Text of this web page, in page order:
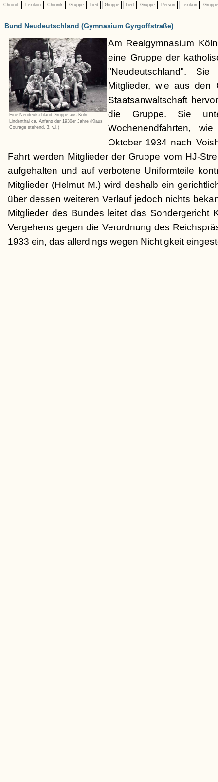
Chronik Lexikon Chronik Gruppe Lied Gruppe Lied Gruppe Person Lexikon
Bund Neudeutschland (Gymnasium Gyrgoffstraße)
Eine Neudeutschland-Gruppe aus Köln-
Lindenthal ca. Anfang der 1930er Jahre (Klaus
Courage stehend, 3. v.l.)
Am Realgymnasium
eine Gruppe der
"Neudeutschland".
Mitglieder, wie aus den
Staatsanwaltschaft
die Gruppe. Sie
Wochenendfahrten,
Oktober 1934 nach
Fahrt werden Mitglieder der Gruppe vom HJ-
aufgehalten und auf verbotene Uniformteile
Mitglieder (Helmut M.) wird deshalb ein
über dessen weiteren Verlauf jedoch nichts
Mitglieder des Bundes leitet das Sondergericht
Vergehens gegen die Verordnung des
1933 ein, das allerdings wegen Nichtigkeit